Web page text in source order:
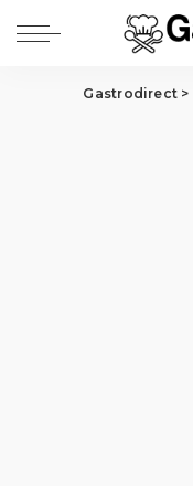
Gastrodirect >